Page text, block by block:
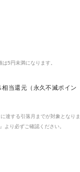
5円未満になります。
当還元（永久不滅ポイン
達する引落月までが対象となりま
より必ずご確認ください。